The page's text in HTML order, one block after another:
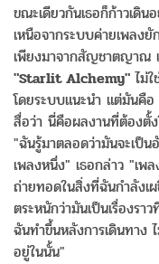
ขณะเดียวกันเธอก็ก้าวเดิ
เหนือจากระบบค่ายเพลง
เพียงมาจากสัญชาตญาณ
"Starlit Alchemy" ไม่
โดยระบบแนะนำ แต่มันคื
สื่อว่า นี่คือผลงานที่ต้องตั้
"ฉันรู้มาตลอดว่ามันจะเป็
เพลงหนึ่ง" เธอกล่าว "เพ
ถ่ายทอดในสิ่งที่ฉันกำลังเ
ตระหนักว่ามันเป็นเรื่องร
ฉันทำขึ้นหลังการเดินทาง
อยู่ในนั้น"